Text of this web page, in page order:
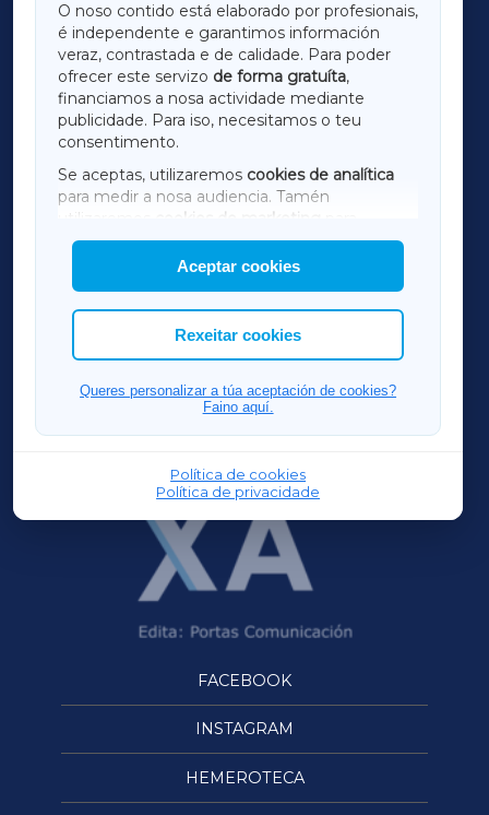
O noso contido está elaborado por profesionais,
é independente e garantimos información
veraz, contrastada e de calidade. Para poder
ofrecer este servizo de forma gratuíta,
financiamos a nosa actividade mediante
publicidade. Para iso, necesitamos o teu
consentimento.
Se aceptas, utilizaremos cookies de analítica
para medir a nosa audiencia. Tamén
utilizaremos
cookies de marketing
mostrar publicidade de terceiros.
Así mesmo, podes personalizar a elección das
cookies que desexas permitir.
Aceptar cookies
Rexeitar cookies
Queres personalizar a túa aceptación de cookies?
Faino aquí.
Política de cookies
Política de privacidade
LUGOXA
TERRACHAXA
AMARIÑAXA
RIBEIRASACRAXA
ACORUÑAXA
FERROLXA
OURENSEXA
FACEBOOK
INSTAGRAM
HEMEROTECA